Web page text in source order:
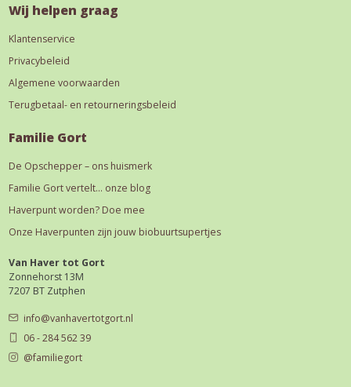
Wij helpen graag
Klantenservice
Privacybeleid
Algemene voorwaarden
Terugbetaal- en retourneringsbeleid
Familie Gort
De Opschepper – ons huismerk
Familie Gort vertelt… onze blog
Haverpunt worden? Doe mee
Onze Haverpunten zijn jouw biobuurtsupertjes
Van Haver tot Gort
Zonnehorst 13M
7207 BT Zutphen
info@vanhavertotgort.nl
06 - 284 562 39
@familiegort